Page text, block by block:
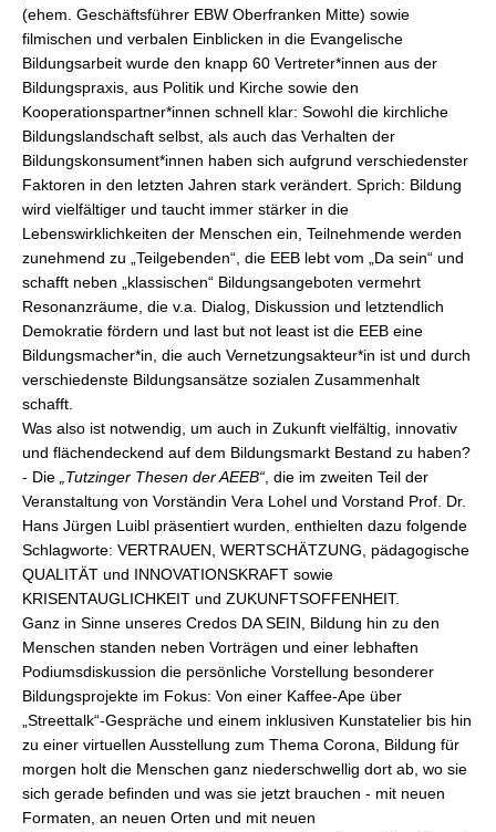
(ehem. Geschäftsführer EBW Oberfranken Mitte) sowie
filmischen und verbalen Einblicken in die Evangelische
Bildungsarbeit wurde den knapp 60 Vertreter*innen aus der
Bildungspraxis, aus Politik und Kirche sowie den
Kooperationspartner*innen schnell klar: Sowohl die kirchliche
Bildungslandschaft selbst, als auch das Verhalten der
Bildungskonsument*innen haben sich aufgrund verschiedenster
Faktoren in den letzten Jahren stark verändert. Sprich: Bildung
wird vielfältiger und taucht immer stärker in die
Lebenswirklichkeiten der Menschen ein, Teilnehmende werden
zunehmend zu „Teilgebenden“, die EEB lebt vom „Da sein“ und
schafft neben „klassischen“ Bildungsangeboten vermehrt
Resonanzräume, die v.a. Dialog, Diskussion und letztendlich
Demokratie fördern und last but not least ist die EEB eine
Bildungsmacher*in, die auch Vernetzungsakteur*in ist und durch
verschiedenste Bildungsansätze sozialen Zusammenhalt
schafft.
Was also ist notwendig, um auch in Zukunft vielfältig, innovativ
und flächendeckend auf dem Bildungsmarkt Bestand zu haben?
- Die
„Tutzinger Thesen der AEEB“ , die im zweiten Teil der
Veranstaltung von Vorständin Vera Lohel und Vorstand Prof. Dr.
Hans Jürgen Luibl präsentiert wurden, enthielten dazu folgende
Schlagworte: VERTRAUEN, WERTSCHÄTZUNG, pädagogische
QUALITÄT und INNOVATIONSKRAFT sowie
KRISENTAUGLICHKEIT und ZUKUNFTSOFFENHEIT.
Ganz in Sinne unseres Credos DA SEIN, Bildung hin zu den
Menschen standen neben Vorträgen und einer lebhaften
Podiumsdiskussion die persönliche Vorstellung besonderer
Bildungsprojekte im Fokus: Von einer Kaffee-Ape über
„Streettalk“-Gespräche und einem inklusiven Kunstatelier bis hin
zu einer virtuellen Ausstellung zum Thema Corona, Bildung für
morgen holt die Menschen ganz niederschwellig dort ab, wo sie
sich gerade befinden und was sie jetzt brauchen - mit neuen
Formaten, an neuen Orten und mit neuen